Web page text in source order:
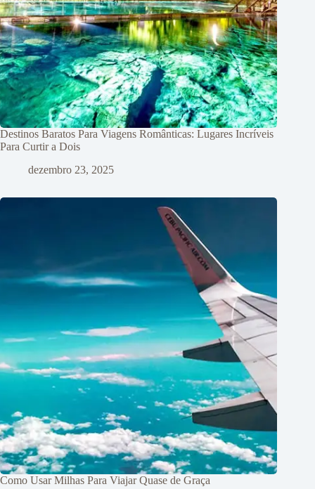
Destinos Baratos Para Viagens Românticas: Lugares Incríveis
Para Curtir a Dois
dezembro 23, 2025
Como Usar Milhas Para Viajar Quase de Graça